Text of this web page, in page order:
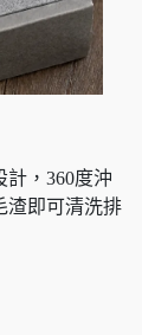
，360度沖
渣即可清洗排